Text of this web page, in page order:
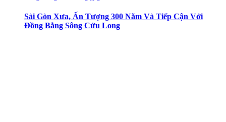
Sài Gòn Xưa, Ấn Tượng 300 Năm Và Tiếp Cận Với
Đồng Bằng Sông Cửu Long